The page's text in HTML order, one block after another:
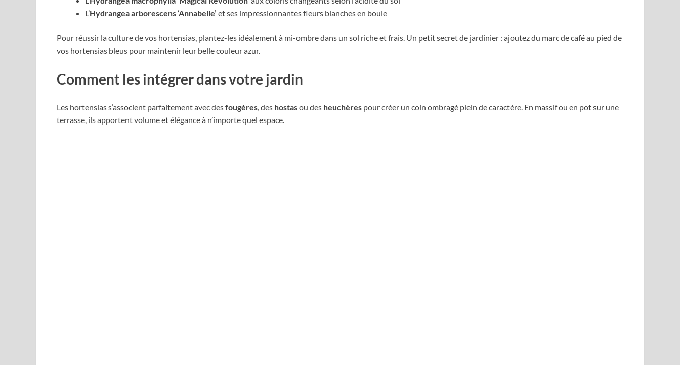
L’Hydrangea arborescens ‘Annabelle’ et ses impressionnantes fleurs blanches en boule
Pour réussir la culture de vos hortensias, plantez-les idéalement à mi-ombre dans un sol riche et frais. Un petit secret de jardinier : ajoutez du marc de café au pied de
vos hortensias bleus pour maintenir leur belle couleur azur.
Comment les intégrer dans votre jardin
Les hortensias s’associent parfaitement avec desfougères , des hostasou des heuchères pour créer un coin ombragé plein de caractère. En massif ou en pot sur une
terrasse, ils apportent volume et élégance à n’importe quel espace.